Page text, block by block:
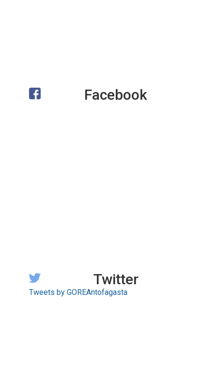
Facebook
Twitter
Tweets by GOREAntofagasta